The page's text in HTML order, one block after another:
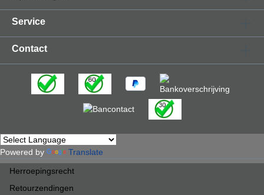
Service
Contact
Powered by Translate
Herroepingsrecht
Retourzendingen